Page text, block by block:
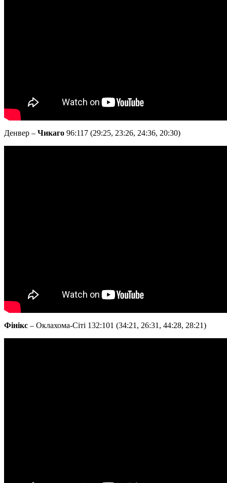
Денвер – Чикаго 96:117 (29:25, 23:26, 24:36, 20:30)
Фінікс – Оклахома-Сіті 132:101 (34:21, 26:31, 44:28, 28:21)